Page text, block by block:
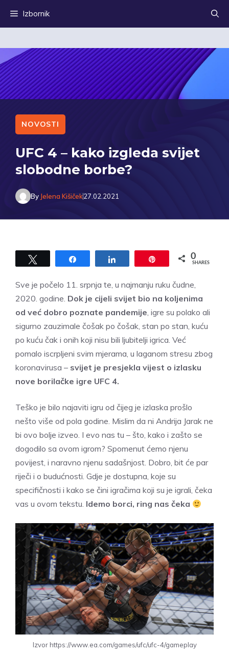
Izbornik
NOVOSTI
UFC 4 – kako izgleda svijet
slobodne borbe?
By Jelena Kišiček27.02.2021
0
SHARES
Sve je počelo 11. srpnja te, u najmanju ruku čudne,
2020. godine. Dok je cijeli svijet bio na koljenima
od već dobro poznate pandemije, igre su polako ali
sigurno zauzimale čošak po čošak, stan po stan, kuću
po kuću čak i onih koji nisu bili ljubitelji igrica. Već
pomalo iscrpljeni svim mjerama, u laganom stresu zbog
koronavirusa – svijet je presjekla vijest o izlasku
nove borilačke igre UFC 4.
Teško je bilo najaviti igru od čijeg je izlaska prošlo
nešto više od pola godine. Mislim da ni Andrija Jarak ne
bi ovo bolje izveo. I evo nas tu – što, kako i zašto se
dogodilo sa ovom igrom? Spomenut ćemo njenu
povijest, i naravno njenu sadašnjost. Dobro, bit će par
riječi i o budućnosti. Gdje je dostupna, koje su
specifičnosti i kako se čini igračima koji su je igrali, čeka
vas u ovom tekstu. Idemo borci, ring nas čeka
Izvor https://www.ea.com/games/ufc/ufc-4/gameplay